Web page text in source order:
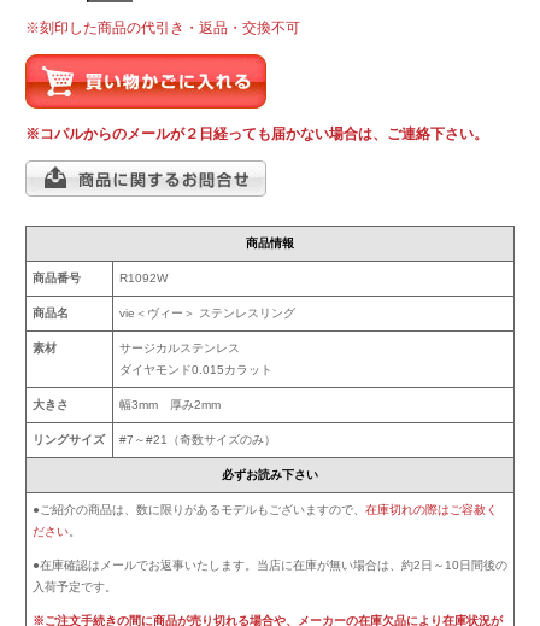
※刻印した商品の代引き・返品・交換不可
※コパルからのメールが２日経っても届かない場合は、ご連絡下さい。
商品情報
商品番号 R1092W
商品名 vie＜ヴィー＞ ステンレスリング
素材
サージカルステンレス
ダイヤモンド0.015カラット
大きさ 幅3mm 厚み2mm
リングサイズ #7～#21（奇数サイズのみ）
必ずお読み下さい
●ご紹介の商品は、数に限りがあるモデルもございますので、 在庫切れの際はご容赦く
ださい。
●在庫確認はメールでお返事いたします。当店に在庫が無い場合は、約2日～10日間後の
入荷予定です。
※ご注文手続きの間に商品が売り切れる場合や、メーカーの在庫欠品により在庫状況が